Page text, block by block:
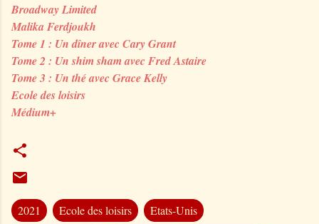
Broadway Limited
Malika Ferdjoukh
Tome 1 : Un dîner avec Cary Grant
Tome 2 : Un shim sham avec Fred Astaire
Tome 3 : Un thé avec Grace Kelly
Ecole des loisirs
Médium+
2021 Ecole des loisirs
Etats-Unis